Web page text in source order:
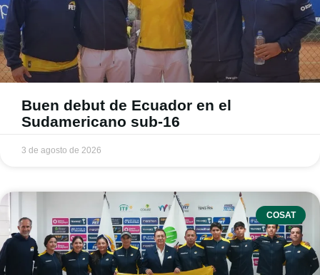
Buen debut de Ecuador en el
Sudamericano sub-16
3 de agosto de 2026
COSAT